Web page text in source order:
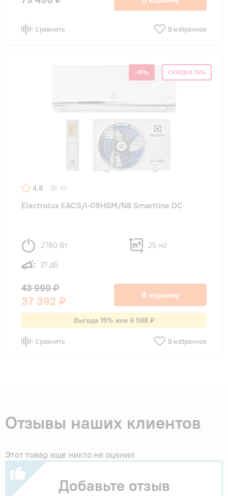
Сравнить В избранное
-15% СКИДКА 15%
4,8 49
Electrolux EACS/I-09HSM/N8 Smartline DC
2780 Вт 25 м2
21 дБ
43 990 ₽
37 392 ₽ В корзину
Выгода 15% или 6 598 ₽
Сравнить В избранное
Отзывы наших клиентов
Этот товар еще никто не оценил
Добавьте отзыв